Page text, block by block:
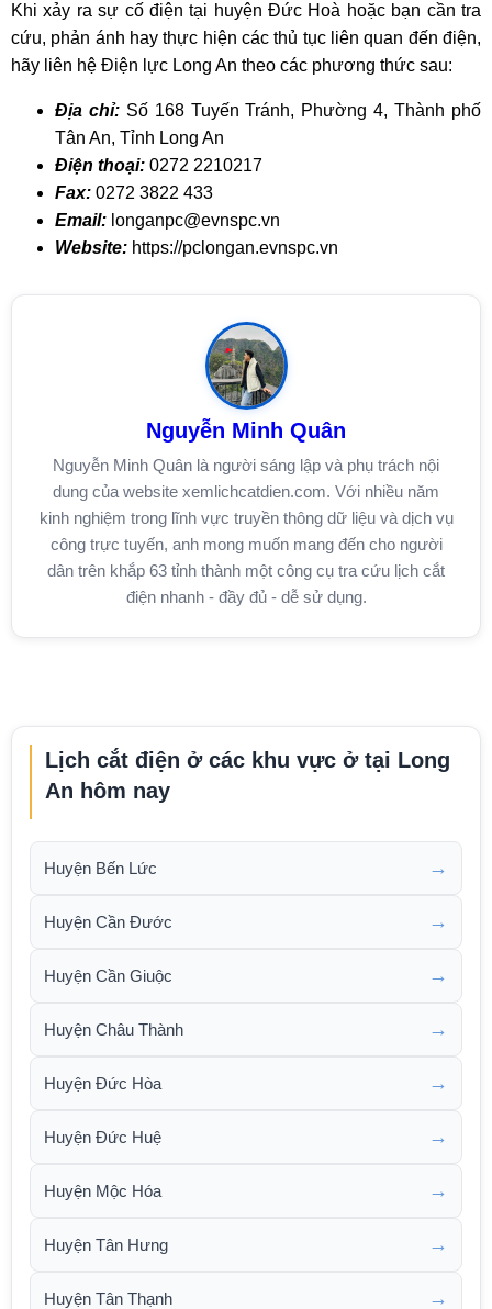
Khi xảy ra sự cố điện tại huyện Đức Hoà hoặc bạn cần tra
cứu, phản ánh hay thực hiện các thủ tục liên quan đến điện,
hãy liên hệ Điện lực Long An theo các phương thức sau:
Địa chỉ:Số 168 Tuyến Tránh, Phường 4, Thành phố
Tân An, Tỉnh Long An
Điện thoại: 0272 2210217
Fax: 0272 3822 433
Email: longanpc@evnspc.vn
Website: https://pclongan.evnspc.vn
Nguyễn Minh Quân
Nguyễn Minh Quân là người sáng lập và phụ trách nội
dung của website xemlichcatdien.com. Với nhiều năm
kinh nghiệm trong lĩnh vực truyền thông dữ liệu và dịch vụ
công trực tuyến, anh mong muốn mang đến cho người
dân trên khắp 63 tỉnh thành một công cụ tra cứu lịch cắt
điện nhanh - đầy đủ - dễ sử dụng.
Lịch cắt điện ở các khu vực ở tại Long
An hôm nay
Huyện Bến Lức →
Huyện Cần Đước →
Huyện Cần Giuộc →
Huyện Châu Thành →
Huyện Đức Hòa →
Huyện Đức Huệ →
Huyện Mộc Hóa →
Huyện Tân Hưng →
Huyện Tân Thạnh →